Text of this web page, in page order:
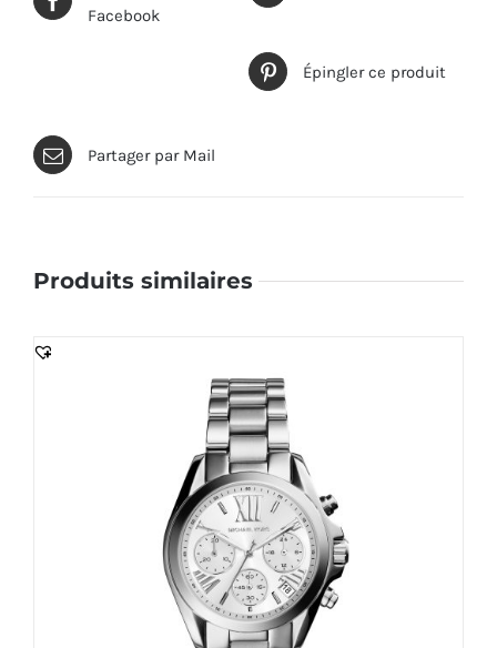
Facebook
Épingler ce produit
Partager par Mail
Produits similaires